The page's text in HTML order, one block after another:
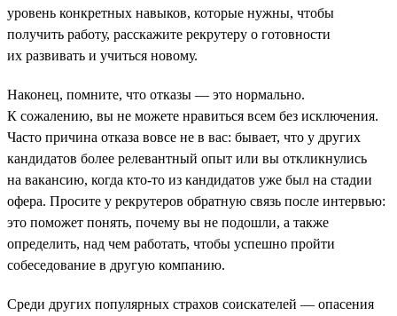
уровень конкретных навыков, которые нужны, чтобы
получить работу, расскажите рекрутеру о готовности
их развивать и учиться новому.
Наконец, помните, что отказы — это нормально.
К сожалению, вы не можете нравиться всем без исключения.
Часто причина отказа вовсе не в вас: бывает, что у других
кандидатов более релевантный опыт или вы откликнулись
на вакансию, когда кто-то из кандидатов уже был на стадии
офера. Просите у рекрутеров обратную связь после интервью:
это поможет понять, почему вы не подошли, а также
определить, над чем работать, чтобы успешно пройти
собеседование в другую компанию.
Среди других популярных страхов соискателей — опасения